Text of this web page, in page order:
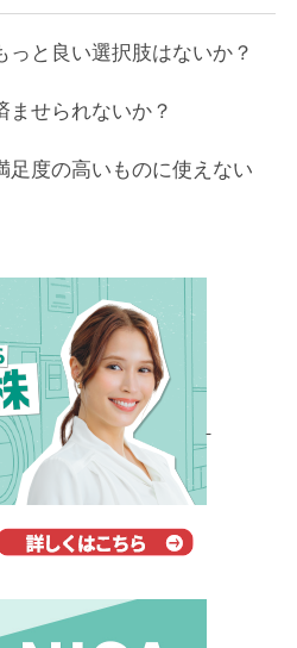
と良い選択肢はないか？
せられないか？
度の高いものに使えない